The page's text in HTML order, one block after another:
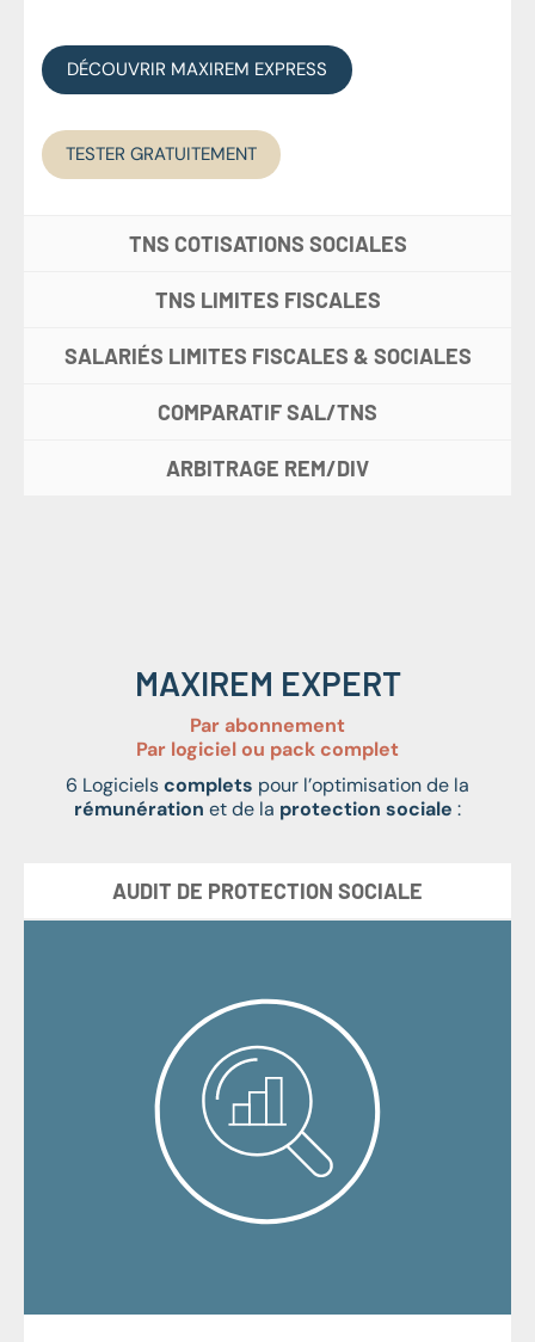
DÉCOUVRIR MAXIREM EXPRESS
TESTER GRATUITEMENT
TNS COTISATIONS SOCIALES
TNS LIMITES FISCALES
SALARIÉS LIMITES FISCALES & SOCIALES
COMPARATIF SAL/TNS
ARBITRAGE REM/DIV
MAXIREM EXPERT
Par abonnement
Par logiciel ou pack complet
6 Logicielscomplets pour l’optimisation de la
rémunération et de la protection sociale :
AUDIT DE PROTECTION SOCIALE